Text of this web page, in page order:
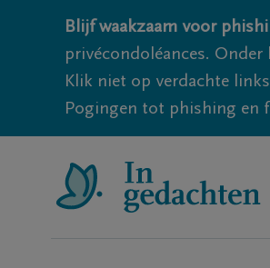
Blijf waakzaam voor
privécondoléances.
Klik niet op verdachte
Pogingen tot phishing en